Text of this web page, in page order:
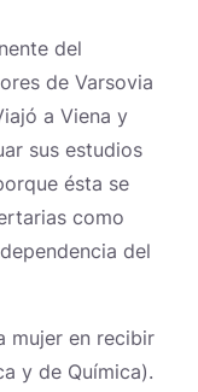
del
de Varsovia
a Viena y
sus estudios
ésta se
como
del
mujer en recibir
y de Química).